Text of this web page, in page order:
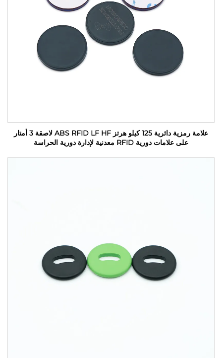
علامة رمزية دائرية 125 كيلو هرتز ABS RFID LF HF لاصقة 3 أمتار
على علامات دورية RFID معدنية لإدارة دورية الحراسة